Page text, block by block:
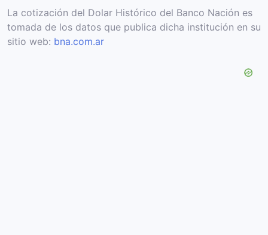
La cotización del Dolar Histórico del Banco Nación es
tomada de los datos que publica dicha institución en su
sitio web: bna.com.ar